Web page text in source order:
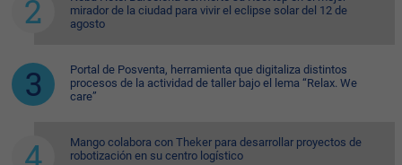
mirador de la ciudad para vivir el eclipse solar del 12 de
agosto
Portal de Posventa, herramienta que digitaliza distintos
procesos de la actividad de taller bajo el lema “Relax. We
care”
Mango colabora con Theker para desarrollar proyectos de
robotización en su centro logístico